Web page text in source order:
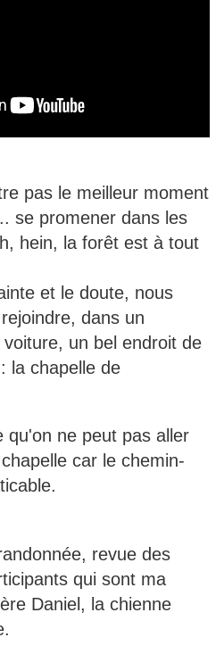
pas le meilleur moment
se promener dans les
hein, la forêt est à tout
et le doute, nous
dans un
un bel endroit de
la chapelle de
qu'on ne peut pas aller
car le chemin-
revue des
qui sont ma
Daniel, la chienne